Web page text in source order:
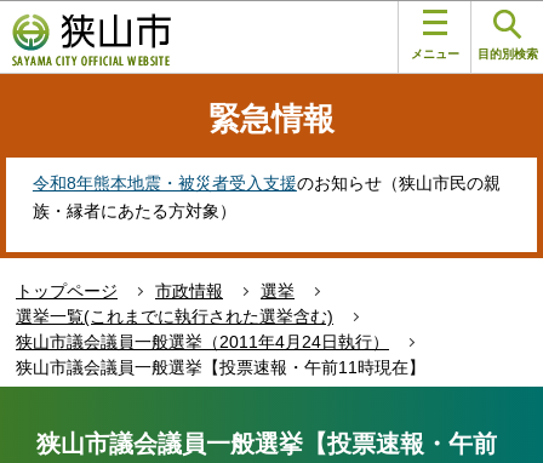
の
ペ
す
メニュー 目的別検索
緊急情報
令和8年熊本地震・被災者受入支援のお知らせ（狭山市民の親
族・縁者にあたる方対象）
トップページ 市政情報
選挙
選挙一覧(これまでに執行された選挙含む)
狭山市議会議員一般選挙（2011年4月24日執行）
狭山市議会議員一般選挙【投票速報・午前11時現在】
狭山市議会議員一般選挙【投票速報・午前